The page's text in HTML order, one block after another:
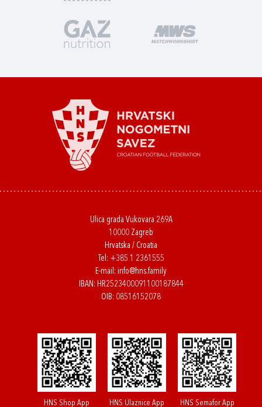
Ulica grada Vukovara 269A
10000 Zagreb
Hrvatska / Croatia
Tel: +385 1 2361555
E-mail: info@hns.family
IBAN: HR2523400091100187844
OIB: 08516152078
HNS Shop App HNS Ulaznice App HNS Semafor App